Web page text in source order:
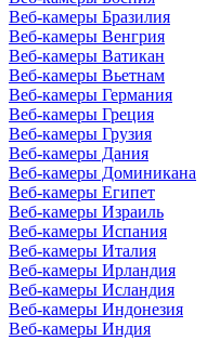
Веб-камеры Бразилия
Веб-камеры Венгрия
Веб-камеры Ватикан
Веб-камеры Вьетнам
Веб-камеры Германия
Веб-камеры Греция
Веб-камеры Грузия
Веб-камеры Дания
Веб-камеры Доминикана
Веб-камеры Египет
Веб-камеры Израиль
Веб-камеры Испания
Веб-камеры Италия
Веб-камеры Ирландия
Веб-камеры Исландия
Веб-камеры Индонезия
Веб-камеры Индия